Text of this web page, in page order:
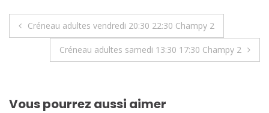
Navigation
Créneau adultes vendredi 20:30 22:30 Champy 2
Créneau adultes samedi 13:30 17:30 Champy 2
Vous pourrez aussi aimer